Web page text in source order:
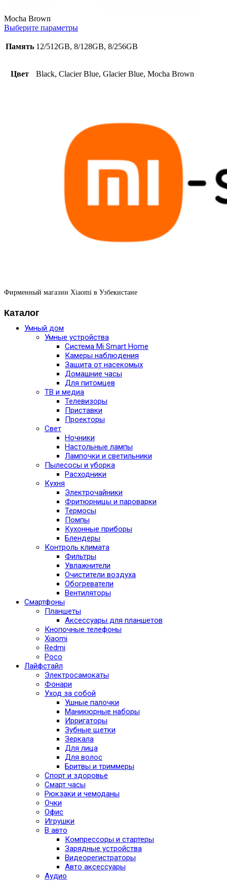
Mocha Brown
Выберите параметры
Память 12/512GB, 8/128GB, 8/256GB
Цвет Black, Clacier Blue, Glacier Blue, Mocha Brown
Фирменный магазин Xiaomi в Узбекистане
Каталог
Умный дом
Умные устройства
Система Mi Smart Home
Камеры наблюдения
Защита от насекомых
Домашние часы
Для питомцев
ТВ и медиа
Телевизоры
Приставки
Проекторы
Свет
Ночники
Настольные лампы
Лампочки и светильники
Пылесосы и уборка
Расходники
Кухня
Электрочайники
Фритюрницы и пароварки
Термосы
Помпы
Кухонные приборы
Блендеры
Контроль климата
Фильтры
Увлажнители
Очистители воздуха
Обогреватели
Вентиляторы
Смартфоны
Планшеты
Аксессуары для планшетов
Кнопочные телефоны
Xiaomi
Redmi
Poco
Лайфстайл
Электросамокаты
Фонари
Уход за собой
Ушные палочки
Маникюрные наборы
Ирригаторы
Зубные щетки
Зеркала
Для лица
Для волос
Бритвы и триммеры
Спорт и здоровье
Смарт часы
Рюкзаки и чемоданы
Очки
Офис
Игрушки
В авто
Компрессоры и стартеры
Зарядные устройства
Видеорегистраторы
Авто аксессуары
Аудио